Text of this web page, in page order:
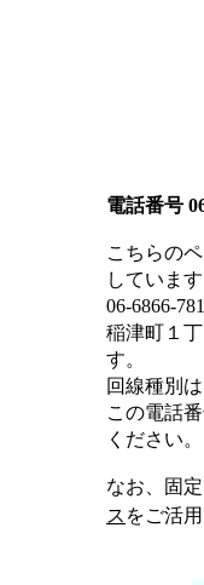
電話番号
こちらの
しています
06-6866-
稲津町１
す。
回線種別は
この電話
ください。
なお、固
ス をご活